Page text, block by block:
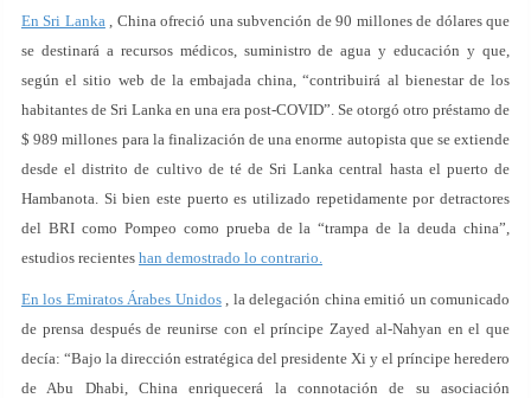
En Sri Lanka , China ofreció una subvención de 90 millones de dólares que
se destinará a recursos médicos, suministro de agua y educación y que,
según el sitio web de la embajada china, “contribuirá al bienestar de los
habitantes de Sri Lanka en una era post-COVID”. Se otorgó otro préstamo de
$ 989 millones para la finalización de una enorme autopista que se extiende
desde el distrito de cultivo de té de Sri Lanka central hasta el puerto de
Hambanota. Si bien este puerto es utilizado repetidamente por detractores
del BRI como Pompeo como prueba de la “trampa de la deuda china”,
estudios recientes han demostrado lo contrario.
En los Emiratos Árabes Unidos, la delegación china emitió un comunicado
de prensa después de reunirse con el príncipe Zayed al-Nahyan en el que
decía: “Bajo la dirección estratégica del presidente Xi y el príncipe heredero
de Abu Dhabi, China enriquecerá la connotación de su asociación